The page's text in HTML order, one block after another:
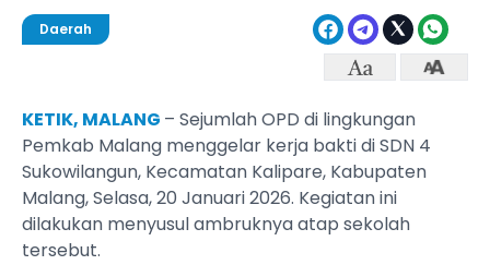
Daerah
KETIK, MALANG – Sejumlah OPD di lingkungan
Pemkab Malang menggelar kerja bakti di SDN 4
Sukowilangun, Kecamatan Kalipare, Kabupaten
Malang, Selasa, 20 Januari 2026. Kegiatan ini
dilakukan menyusul ambruknya atap sekolah
tersebut.